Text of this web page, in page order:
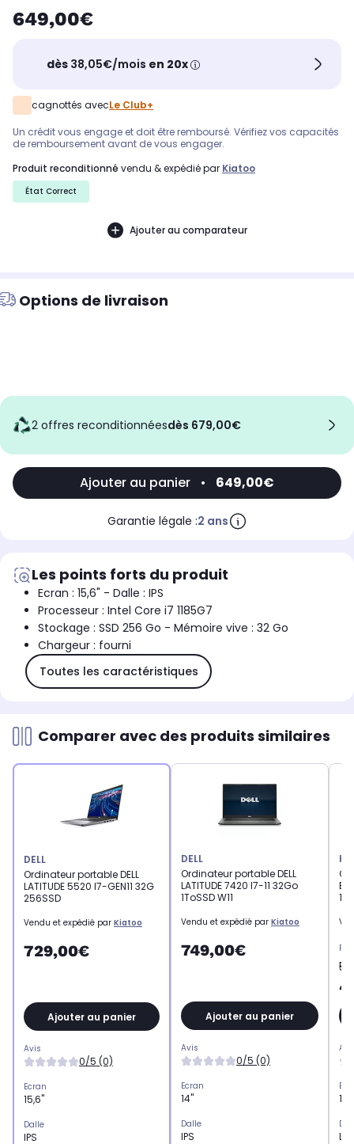
649,00€
dès 38,05€/mois en 20x
cagnottés avecLe Club+
Un crédit vous engage et doit être remboursé. Vérifiez vos capacités
de remboursement avant de vous engager.
produit reconditionné vendu & expédié par Kiatoo
État Correct
Ajouter au comparateur
Options de livraison
2 offres reconditionnées dès 679,00€
Ajouter au panier • 649,00€
Garantie légale :2 ans
Les points forts du produit
Ecran : 15,6" - Dalle : IPS
Processeur : Intel Core i7 1185G7
Stockage : SSD 256 Go - Mémoire vive : 32 Go
Chargeur : fourni
Toutes les caractéristiques
Comparer avec des produits similaires
DELL
Ordinateur portable DELL
LATITUDE 5520 I7-GEN11 32G
256SSD
Vendu et expédié par Kiatoo
729,00€
Ajouter au panier
Avis
0/5 (0)
Ecran
15,6"
Dalle
IPS
DELL
Ordinateur portable DELL
LATITUDE 7420 I7-11 32Go
1ToSSD W11
Vendu et expédié par Kiatoo
749,00€
Ajouter au panier
Avis
0/5 (0)
Ecran
14"
Dalle
IPS
HP
14"
LED